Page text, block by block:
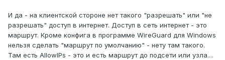
И да - на клиентской стороне нет такого "разрешать" или "не
разрешать" доступ в интернет. Доступ в сеть интернет - это
маршрут. Кроме конфига в программе WireGuard для Windows
нельзя сделать "маршрут по умолчанию" - нету там такого.
Там есть AllowIPs - это и есть маршрут до подсети или узла....